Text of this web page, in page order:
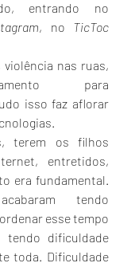
, no TicToc
nas ruas,
para
isso faz aflorar
terem os filhos
entretidos,
era fundamental.
tendo
esse tempo
tendo dificuldade
toda. Dificuldade